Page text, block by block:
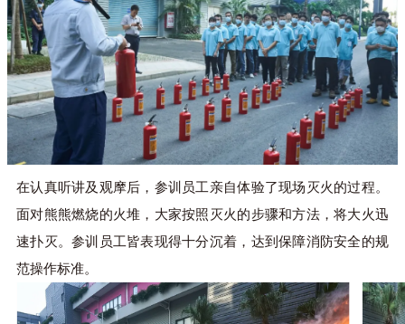
在认真听讲及观摩后，参训员工亲自体验了现场灭火的过程。
面对熊熊燃烧的火堆，大家按照灭火的步骤和方法，将大火迅
速扑灭。参训员工皆表现得十分沉着，达到保障消防安全的规
范操作标准。